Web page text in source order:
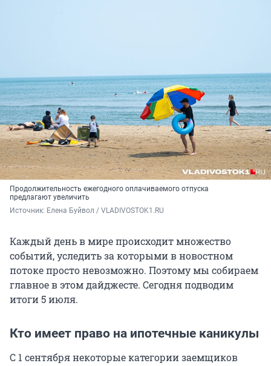
Продолжительность ежегодного оплачиваемого отпуска
предлагают увеличить
Источник: Елена Буйвол / VLADIVOSTOK1.RU
Каждый день в мире происходит множество
событий, уследить за которыми в новостном
потоке просто невозможно. Поэтому мы собираем
главное в этом дайджесте. Сегодня подводим
итоги 5 июля.
Кто имеет право на ипотечные каникулы
С 1 сентября некоторые категории заемщиков